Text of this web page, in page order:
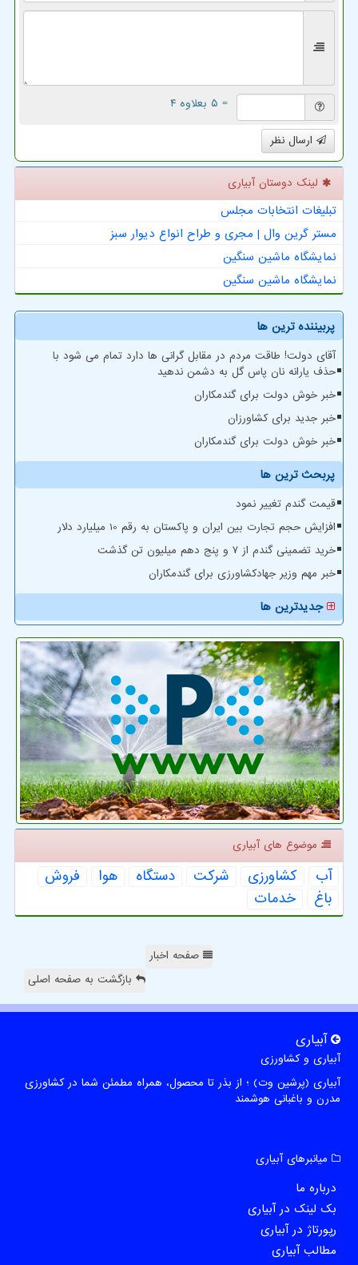
= ۵ بعلاوه ۴
ارسال نظر
لینک دوستان آبیاری
تبلیغات انتخابات مجلس
مستر گرین وال | مجری و طراح انواع دیوار سبز
نمایشگاه ماشین سنگین
نمایشگاه ماشین سنگین
پربیننده ترین ها
آقای دولت! طاقت مردم در مقابل گرانی ها دارد تمام می شود با
حذف یارانه نان پاس گل به دشمن ندهید
خبر خوش دولت برای گندمکاران
خبر جدید برای کشاورزان
خبر خوش دولت برای گندمکاران
پربحث ترین ها
قیمت گندم تغییر نمود
افزایش حجم تجارت بین ایران و پاکستان به رقم 10 میلیارد دلار
خرید تضمینی گندم از ۷ و پنج دهم میلیون تن گذشت
خبر مهم وزیر جهادکشاورزی برای گندمکاران
جدیدترین ها
موضوع های آبیاری
آب كشاورزی شركت دستگاه هوا
فروش
باغ
خدمات
صفحه اخبار
بازگشت به صفحه اصلی
آبیاری
آبیاری و کشاورزی
آبیاری (پرشین وت) ؛ از بذر تا محصول، همراه مطمئن شما در کشاورزی
مدرن و باغبانی هوشمند
میانبرهای آبیاری
درباره ما
بک لینک در آبیاری
رپورتاژ در آبیاری
مطالب آبیاری